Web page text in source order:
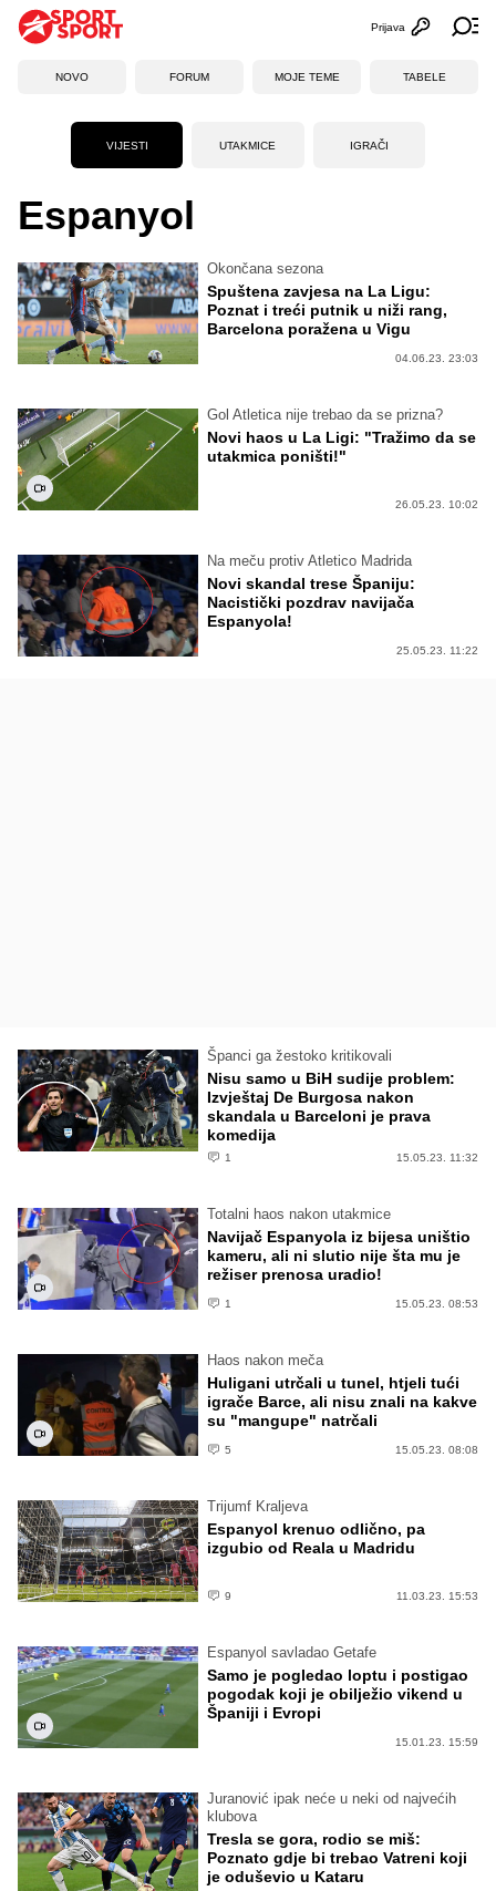
Otvori
Prijava
NOVO FORUM MOJE TEME TABELE
VIJESTI UTAKMICE IGRAČI
Espanyol
Okončana sezona
Spuštena zavjesa na La Ligu:
Poznat i treći putnik u niži rang,
Barcelona poražena u Vigu
04.06.23. 23:03
Gol Atletica nije trebao da se prizna?
Novi haos u La Ligi: "Tražimo da se
utakmica poništi!"
26.05.23. 10:02
Na meču protiv Atletico Madrida
Novi skandal trese Španiju:
Nacistički pozdrav navijača
Espanyola!
25.05.23. 11:22
Španci ga žestoko kritikovali
Nisu samo u BiH sudije problem:
Izvještaj De Burgosa nakon
skandala u Barceloni je prava
komedija
1 15.05.23. 11:32
Totalni haos nakon utakmice
Navijač Espanyola iz bijesa uništio
kameru, ali ni slutio nije šta mu je
režiser prenosa uradio!
1 15.05.23. 08:53
Haos nakon meča
Huligani utrčali u tunel, htjeli tući
igrače Barce, ali nisu znali na kakve
su "mangupe" natrčali
5 15.05.23. 08:08
Trijumf Kraljeva
Espanyol krenuo odlično, pa
izgubio od Reala u Madridu
9 11.03.23. 15:53
Espanyol savladao Getafe
Samo je pogledao loptu i postigao
pogodak koji je obilježio vikend u
Španiji i Evropi
15.01.23. 15:59
Juranović ipak neće u neki od najvećih
klubova
Tresla se gora, rodio se miš:
Poznato gdje bi trebao Vatreni koji
je oduševio u Kataru